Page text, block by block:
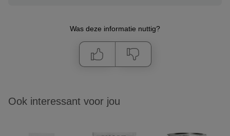
Was deze informatie nuttig?
Ook interessant voor jou